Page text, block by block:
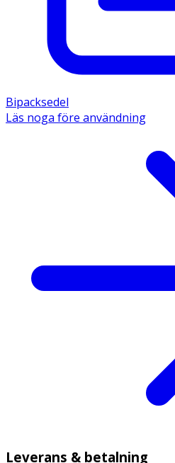
Bipacksedel
Läs noga före användning
Leverans & betalning